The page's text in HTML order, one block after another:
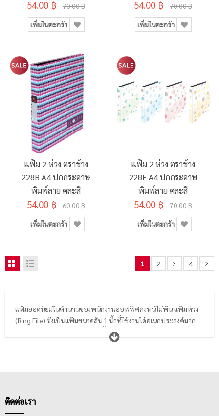
54.00 ฿ 70.00 ฿
เพิ่มในตะกร้า
54.00 ฿ 70.00 ฿
เพิ่มในตะกร้า
แฟ้ม 2 ห่วง ตราช้าง
228B A4 ปกกระดาษ
พิมพ์ลาย คละสี
54.00 ฿ 60.00 ฿
เพิ่มในตะกร้า
แฟ้ม 2 ห่วง ตราช้าง
228E A4 ปกกระดาษ
พิมพ์ลาย คละสี
54.00 ฿ 70.00 ฿
เพิ่มในตะกร้า
1 2 3 4
แฟ้มยอดนิยมในตำนานของพนักงานออฟฟิศคงหนีไม่พ้น แฟ้มห่วง
(Ring File) ซึ่งเป็นแฟ้มขนาดสัน 1 นิ้วที่ใช้งานได้อเนกประสงค์มาก
สำหรับการจัดเก็บเอกสารต่างๆทั้งขนาด A4 และ F4 สามารถแยกแยะ
เป็นหมวดหมู่ได้ง่ายด้านป้ายสันแฟ้ม โดยลักษณะของแฟ้มห่วงคือ
ที่สุดคือ แฟ้ม 2, 3 และ 4 ห่วง
ติดต่อเรา